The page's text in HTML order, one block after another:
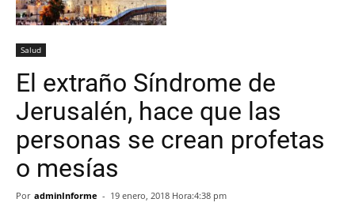
Salud
El extraño Síndrome de
Jerusalén, hace que las
personas se crean profetas
o mesías
Por adminInforme - 19 enero, 2018 Hora:4:38 pm